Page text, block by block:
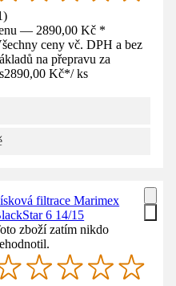
)
— 2890,00 Kč *
ceny vč. DPH a bez
na přepravu za
2890,00 Kč*/ ks
filtrace Marimex
6 14/15
zboží zatím nikdo